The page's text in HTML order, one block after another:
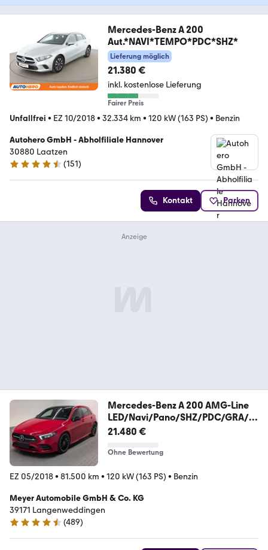
Mercedes-Benz A 200
Aut.*NAVI*TEMPO*PDC*SHZ*
Lieferung möglich
21.380 €
inkl. kostenlose Lieferung
Fairer Preis
Unfallfrei • EZ 10/2018• 32.334 km • 120 kW (163 PS) • Benzin
Autohero GmbH - Abholfiliale Hannover
30880 Laatzen
4.7 Sterne
(151)
Kontakt Parken
Mercedes-Benz A 200 AMG-Line
LED/Navi/Pano/SHZ/PDC/GRA/19
-LM
21.480 €
Ohne Bewertung
EZ 05/2018• 81.500 km • 120 kW (163 PS) • Benzin
Meyer Automobile GmbH & Co. KG
39171 Langenweddingen
4.6 Sterne
(489)